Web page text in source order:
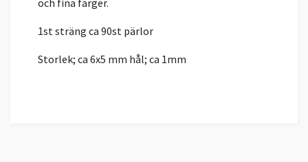
och fina färger.
1st sträng ca 90st pärlor
Storlek; ca 6x5 mm hål; ca 1mm